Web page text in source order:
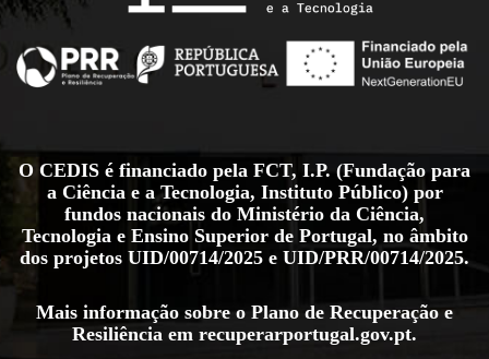
O CEDIS é financiado pela FCT, I.P. (Fundação para
a Ciência e a Tecnologia, Instituto Público) por
fundos nacionais do Ministério da Ciência,
Tecnologia e Ensino Superior de Portugal, no âmbito
dos projetos UID/00714/2025 e UID/PRR/00714/2025.
Mais informação sobre o Plano de Recuperação e
Resiliência em recuperarportugal.gov.pt.